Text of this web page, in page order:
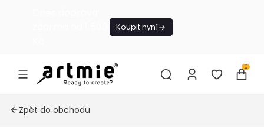
Koupit nyní
0
Zpět do obchodu